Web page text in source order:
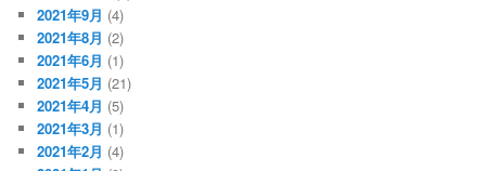
2021年9月 (4)
2021年8月 (2)
2021年6月 (1)
2021年5月 (21)
2021年4月 (5)
2021年3月 (1)
2021年2月 (4)